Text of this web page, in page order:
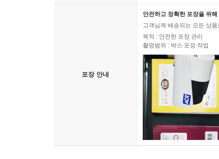
포장 안내
안전하고 정확한 포장을 위
고객님께 배송되는 모든 상
목적 : 안전한 포장 관리
촬영범위 : 박스 포장 작업